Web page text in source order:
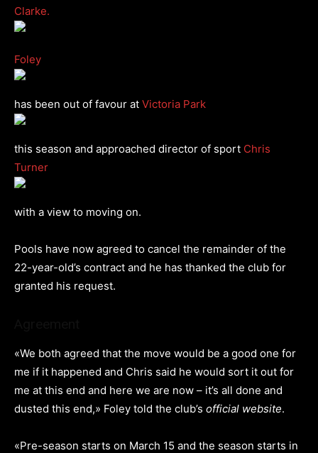
Clarke.
Foley
has been out of favour at Victoria Park
this season and approached director of sport Chris
Turner
with a view to moving on.
Pools have now agreed to cancel the remainder of the
22-year-old’s contract and he has thanked the club for
granted his request.
«We both agreed that the move would be a good one for
me if it happened and Chris said he would sort it out for
me at this end and here we are now – it’s all done and
dusted this end,» Foley told the club’s official website.
«Pre-season starts on March 15 and the season starts in